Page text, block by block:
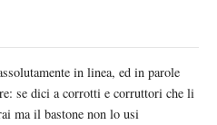
in linea, ed in parole
se dici a corrotti e corruttori che li
ma il bastone non lo usi